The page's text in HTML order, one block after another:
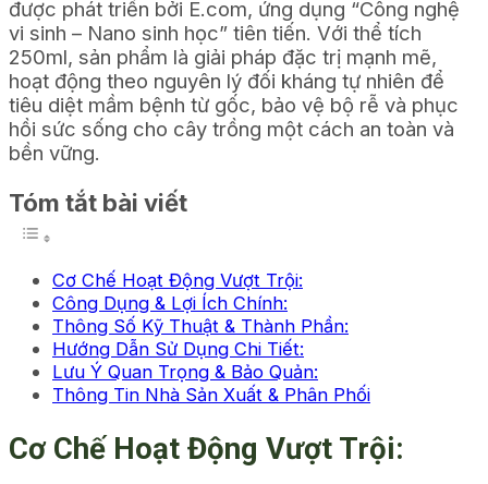
được phát triển bởi E.com, ứng dụng “Công nghệ
vi sinh – Nano sinh học” tiên tiến. Với thể tích
250ml, sản phẩm là giải pháp đặc trị mạnh mẽ,
hoạt động theo nguyên lý đối kháng tự nhiên để
tiêu diệt mầm bệnh từ gốc, bảo vệ bộ rễ và phục
hồi sức sống cho cây trồng một cách an toàn và
bền vững.
Tóm tắt bài viết
Cơ Chế Hoạt Động Vượt Trội:
Công Dụng & Lợi Ích Chính:
Thông Số Kỹ Thuật & Thành Phần:
Hướng Dẫn Sử Dụng Chi Tiết:
Lưu Ý Quan Trọng & Bảo Quản:
Thông Tin Nhà Sản Xuất & Phân Phối
Cơ Chế Hoạt Động Vượt Trội: